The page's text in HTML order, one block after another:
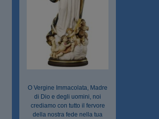
O Vergine Immacolata, Madre
di Dio e degli uomini, noi
crediamo con tutto il fervore
della nostra fede nella tua